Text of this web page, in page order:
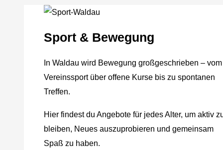
Sport & Bewegung
In Waldau wird Bewegung großgeschrieben – vom
Vereinssport über offene Kurse bis zu spontanen
Treffen.
Hier findest du Angebote für jedes Alter, um aktiv
bleiben, Neues auszuprobieren und gemeinsam
Spaß zu haben.